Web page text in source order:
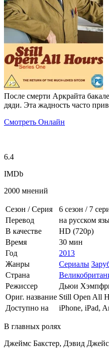
После смерти Аркрайта
дяди. Эта жадность часто
Смотреть Онлайн
6.4
IMDb
2000 мнений
Сезон / Серия 6 сезон / 7
Перевод
на русском
В качестве
HD (720p)
Время
30 мин
Год
2013
Жанры
Сериалы
Страна
Режиссер
Дьюи
Ориг. название Still Open All
Доступно на
iPhone, iPad,
В главных ролях
Джеймс Бакстер, Дэвид